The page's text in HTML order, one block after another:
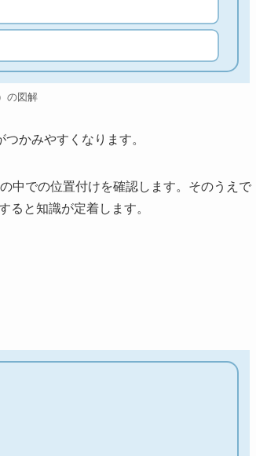
の図解
かみやすくなります。
中での位置付けを確認します。そのうえで
ると知識が定着します。